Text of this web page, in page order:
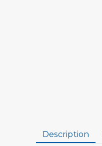
Description